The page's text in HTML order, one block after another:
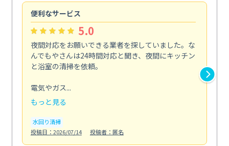
便利なサービス
5.0
夜間対応をお願いできる業者を探していました。な
んでもやさんは24時間対応と聞き、夜間にキッチン
と浴室の清掃を依頼。
電気やガス...
もっと見る
水回り清掃
投稿日：2026/07/14
投稿者：匿名